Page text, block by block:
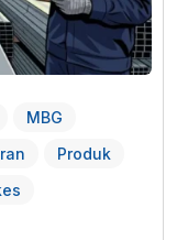
MBG
Produk